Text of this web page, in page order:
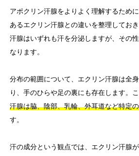
アポクリン汗腺をよりよく理解するため
あるエクリン汗腺との違いを整理してお
汗腺はいずれも汗を分泌しますが、その
なります。
分布の範囲について、エクリン汗腺は全
り、手のひらや足の裏にも存在します。
汗腺は脇、陰部、乳輪、外耳道など特定
す。
汗の成分という観点では、エクリン汗腺